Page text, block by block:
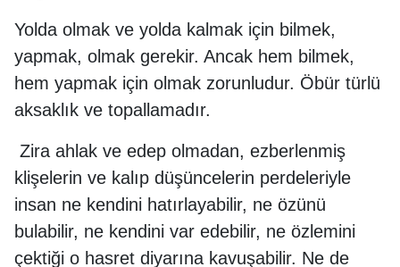
Yolda olmak ve yolda kalmak için bilmek,
yapmak, olmak gerekir. Ancak hem bilmek,
hem yapmak için olmak zorunludur. Öbür türlü
aksaklık ve topallamadır.
Zira ahlak ve edep olmadan, ezberlenmiş
klişelerin ve kalıp düşüncelerin perdeleriyle
insan ne kendini hatırlayabilir, ne özünü
bulabilir, ne kendini var edebilir, ne özlemini
çektiği o hasret diyarına kavuşabilir. Ne de